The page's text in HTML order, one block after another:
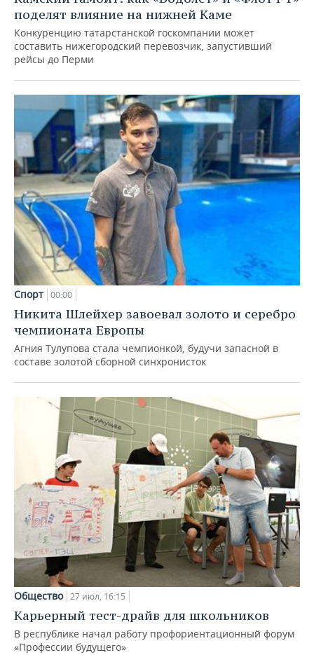
поделят влияние на нижней Каме
Конкуренцию татарстанской госкомпании может
составить нижегородский перевозчик, запустивший
рейсы до Перми
Спорт 00:00
Никита Шлейхер завоевал золото и серебро
чемпионата Европы
Агния Тулупова стала чемпионкой, будучи запасной в
составе золотой сборной синхронисток
Общество 27 июл, 16:15
Карьерный тест-драйв для школьников
В республике начал работу профориентационный форум
«Профессии будущего»